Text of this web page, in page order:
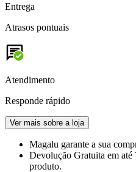
Entrega
Atrasos pontuais
Atendimento
Responde rápido
Ver mais sobre a loja
Magalu garante a sua
Devolução Gratuita em até
produto.